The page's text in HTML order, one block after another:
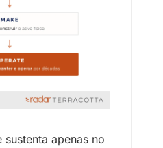
sustenta apenas no